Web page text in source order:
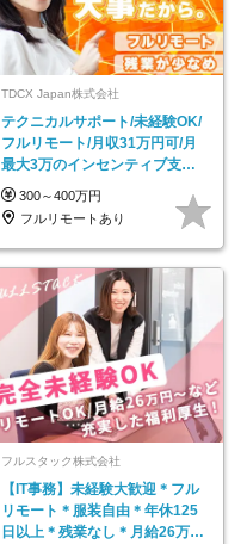
TDCX Japan株式会社
テクニカルサポート/未経験OK/
フルリモート/月収31万円可/月
最大3万のインセンティブ支給/
平均年齢33歳
300～400万円
フルリモートあり
フルスタック株式会社
【IT事務】未経験大歓迎＊フル
リモート＊服装自由＊年休125
日以上＊残業なし＊月給26万円